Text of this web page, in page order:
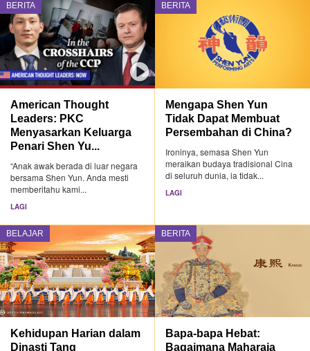
BERITA
American Thought
Leaders: PKC
Menyasarkan Keluarga
Penari Shen Yu...
“Anak awak berada di luar negara
bersama Shen Yun. Anda mesti
memberitahu kami...
LAGI
BERITA
Mengapa Shen Yun
Tidak Dapat Membuat
Persembahan di China?
Ironinya, semasa Shen Yun
meraikan budaya tradisional Cina
di seluruh dunia, ia tidak...
LAGI
BELAJAR
Kehidupan Harian dalam
Dinasti Tang
BERITA
Bapa-bapa Hebat:
Bagaimana Maharaja